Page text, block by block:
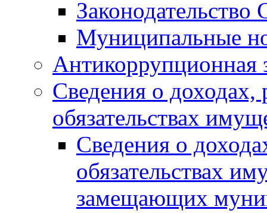
Законодательство
Муниципальные
Антикоррупционная
Сведения о доходах,
обязательствах
Сведения о
обязательствах
замещающих